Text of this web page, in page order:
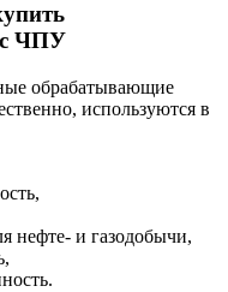
ЧПУ
обрабатывающие
используются в
нефте- и газодобычи,